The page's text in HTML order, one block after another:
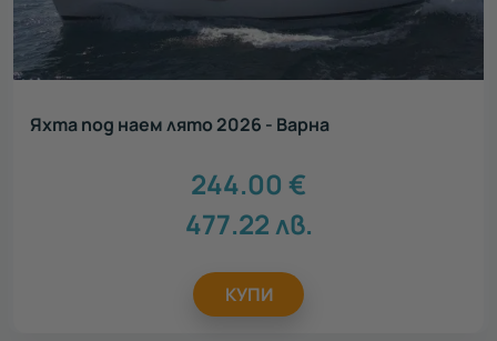
Яхта под наем лято 2026 - Варна
244.00 €
477.22лв.
КУПИ